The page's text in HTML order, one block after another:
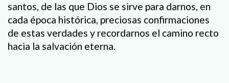
santos, de las que Dios se sirve para darnos, en
cada época histórica, preciosas confirmaciones
de estas verdades y recordarnos el camino recto
hacia la salvación eterna.